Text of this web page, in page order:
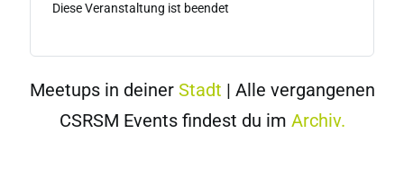
Diese Veranstaltung ist beendet
Meetups in deiner Stadt | Alle vergangenen
CSRSM Events findest du im Archiv.